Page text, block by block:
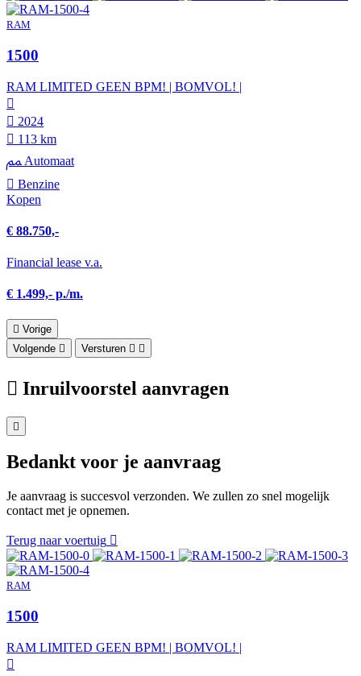
RAM
1500
RAM LIMITED GEEN BPM! | BOMVOL! |
2024
113 km
Automaat
Benzine
Kopen
€ 88.750,-
Financial lease v.a.
€ 1.499,- p./m.
Vorige
Volgende
Versturen
Inruilvoorstel aanvragen
Bedankt voor je aanvraag
Je aanvraag is succesvol verzonden. We zullen zo snel mogelijk
contact met je opnemen.
Terug naar voertuig
RAM
1500
RAM LIMITED GEEN BPM! | BOMVOL! |